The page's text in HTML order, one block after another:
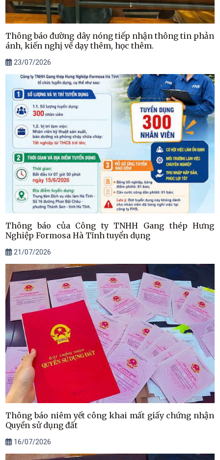
Thông báo đường dây nóng tiếp nhận thông tin phản
ánh, kiến nghị về dạy thêm, học thêm.
23/07/2026
Thông báo của Công ty TNHH Gang thép Hưng
Nghiệp Formosa Hà Tĩnh tuyển dụng
21/07/2026
Thông báo niêm yết công khai mất giấy chứng nhận
Quyền sử dụng đất
16/07/2026